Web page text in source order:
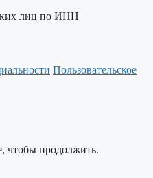
лиц по ИНН
Пользовательское
чтобы продолжить.